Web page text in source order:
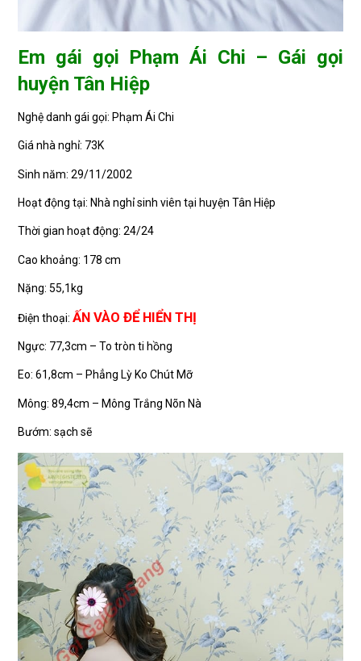
Em gái gọi Phạm Ái Chi – Gái gọi
huyện Tân Hiệp
Nghệ danh gái gọi: Phạm Ái Chi
Giá nhà nghỉ: 73K
Sinh năm: 29/11/2002
Hoạt động tại: Nhà nghỉ sinh viên tại huyện Tân Hiệp
Thời gian hoạt động: 24/24
Cao khoảng: 178 cm
Nặng: 55,1kg
Điện thoại:ẤN VÀO ĐỂ HIỂN THỊ
Ngực: 77,3cm – To tròn ti hồng
Eo: 61,8cm – Phẳng Lỳ Ko Chút Mỡ
Mông: 89,4cm – Mông Trắng Nõn Nà
Bướm: sạch sẽ